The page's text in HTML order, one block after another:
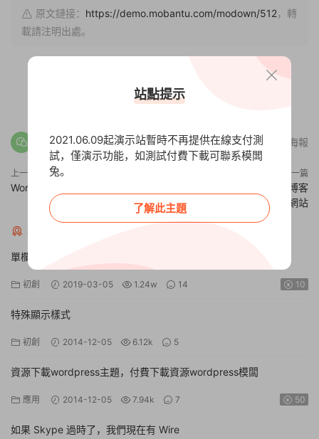
原文鏈接： https://demo.mobantu.com/modown/512，轉
載請注明出處。
0 2
分享海報
上一篇
WordPress網站如何提高收錄
下一篇
如何用WordPress搭建一個博客
網站
猜你喜歡
單欄無邊欄文章
初創 2019-03-05 1.24w 14 10
特殊顯示樣式
初創 2014-12-05 6.12k 5
資源下載wordpress主題，付費下載資源wordpress模闆
應用 2014-12-05 7.94k 7 50
如果 Skype 過時了，我們現在有 Wire
站點提示
2021.06.09起演示站暫時不再提供在線支付測
試，僅演示功能，如測試付費下載可聯系模闆
兔。
了解此主題